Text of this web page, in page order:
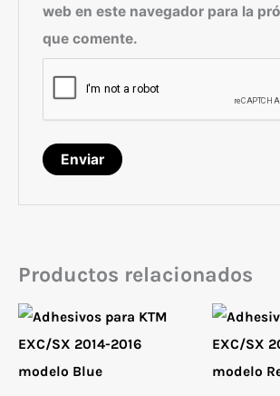
web en este navegador para la
que comente.
Productos relacionados